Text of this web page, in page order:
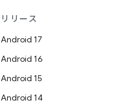
リリース
Android 17
Android 16
Android 15
Android 14